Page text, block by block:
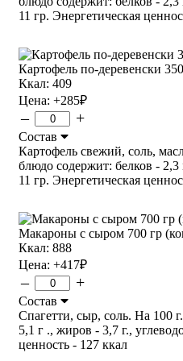
11 гр. Энергетическая
Картофель по-деревенски
Ккал: 409
Цена: +285₽
– +
Состав
Картофель свежий, соль,
блюдо содержит: белков - 2,3
11 гр. Энергетическая
Макароны с сыром 700 гр
Ккал: 888
Цена: +417₽
– +
Состав
Спагетти, сыр, соль. На 100
5,1 г ., жиров - 3,7 г.,
ценность - 127 ккал